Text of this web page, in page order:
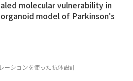
molecular vulnerability in
model of Parkinson's
ーションを使った抗体設計